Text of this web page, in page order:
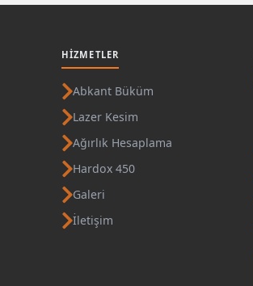
HIZMETLER
Abkant Büküm
Lazer Kesim
Ağırlık Hesaplama
Hardox 450
Galeri
İletişim